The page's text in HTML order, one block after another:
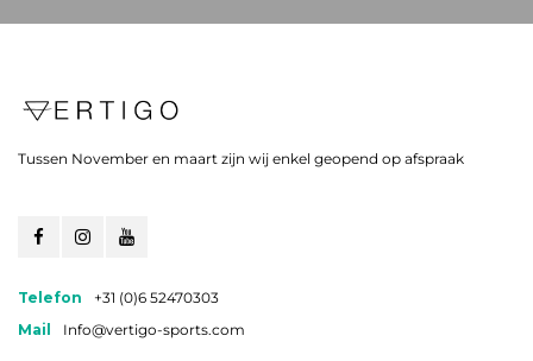
Tussen November en maart zijn wij enkel geopend op afspraak
Telefon
+31 (0)6 52470303
Mail
Info@vertigo-sports.com